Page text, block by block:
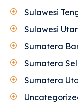
Sulawesi
Sulawesi
Sumatera
Sumatera
Sumatera